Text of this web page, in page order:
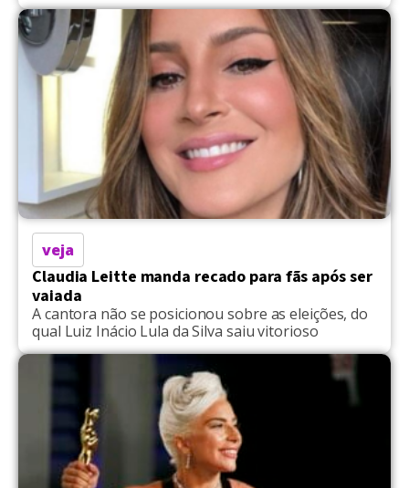
do Rio Grande do Sul, Eduardo Leite (PSDB), que é
gay assumido. O comentário foi postado nas redes
sociais, onde Jair Renan, que é pré-candidato a
vereador em […]
veja
Claudia Leitte manda recado para fãs após ser
vaiada
A cantora não se posicionou sobre as eleições, do
qual Luiz Inácio Lula da Silva saiu vitorioso